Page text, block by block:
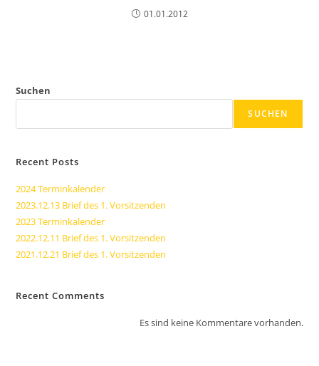
01.01.2012
Suchen
SUCHEN
Recent Posts
2024 Terminkalender
2023.12.13 Brief des 1. Vorsitzenden
2023 Terminkalender
2022.12.11 Brief des 1. Vorsitzenden
2021.12.21 Brief des 1. Vorsitzenden
Recent Comments
Es sind keine Kommentare vorhanden.